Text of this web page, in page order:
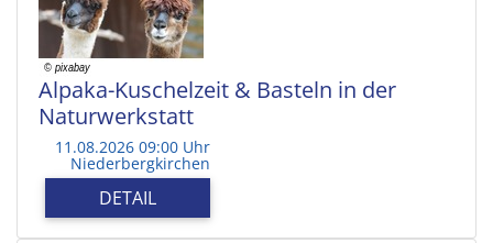
Alpaka-Kuschelzeit & Basteln in der
Naturwerkstatt
11.08.2026 09:00 Uhr
Niederbergkirchen
DETAIL